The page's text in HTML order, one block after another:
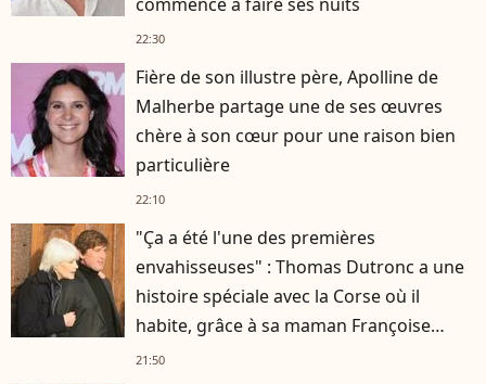
22:30
Fière de son illustre père, Apolline de
Malherbe partage une de ses œuvres
chère à son cœur pour une raison bien
particulière
22:10
"Ça a été l'une des premières
envahisseuses" : Thomas Dutronc a une
histoire spéciale avec la Corse où il
habite, grâce à sa maman Françoise
Hardy
21:50